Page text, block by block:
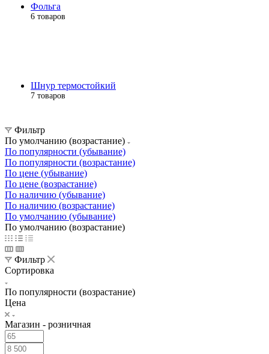
Фольга
6 товаров
Шнур термостойкий
7 товаров
Фильтр
По умолчанию (возрастание)
По популярности (убывание)
По популярности (возрастание)
По цене (убывание)
По цене (возрастание)
По наличию (убывание)
По наличию (возрастание)
По умолчанию (убывание)
По умолчанию (возрастание)
Фильтр
Сортировка
По популярности (возрастание)
Цена
Магазин - розничная